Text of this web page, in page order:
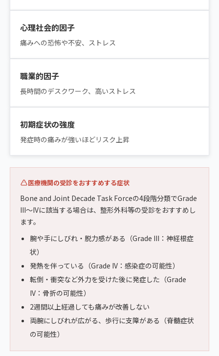
心理社会的因子
痛みへの恐怖や不安、ストレス
職業的因子
長時間のデスクワーク、高いストレス
初期症状の強度
発症時の痛みが強いほどリスク上昇
医療機関の受診をおすすめする症状
Bone and Joint Decade Task Forceの4段階分類でGrade
III〜IVに該当する場合は、整形外科等の受診をおすすめし
ます。
腕や手にしびれ・脱力感がある（Grade III：神経根症
状）
発熱を伴っている（Grade IV：感染症の可能性）
転倒・衝突など外力を受けた後に発症した（Grade
IV：骨折の可能性）
2週間以上経過しても痛みが改善しない
両腕にしびれが広がる、歩行に支障がある（脊髄症状
の可能性）